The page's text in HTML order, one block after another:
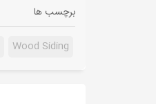
برچسب ها
Wood Siding